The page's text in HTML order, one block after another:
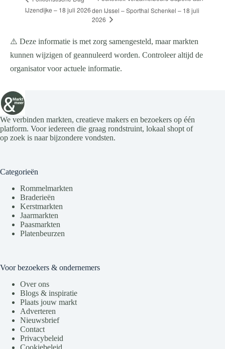
IJzendijke – 18 juli 2026den IJssel – Sporthal Schenkel – 18 juli
2026
⚠️ Deze informatie is met zorg samengesteld, maar markten
kunnen wijzigen of geannuleerd worden. Controleer altijd de
organisator voor actuele informatie.
We verbinden markten, creatieve makers en bezoekers op één
platform. Voor iedereen die graag rondstruint, lokaal shopt of
op zoek is naar bijzondere vondsten.
Categorieën
Rommelmarkten
Braderieën
Kerstmarkten
Jaarmarkten
Paasmarkten
Platenbeurzen
Voor bezoekers & ondernemers
Over ons
Blogs & inspiratie
Plaats jouw markt
Adverteren
Nieuwsbrief
Contact
Privacybeleid
Cookiebeleid